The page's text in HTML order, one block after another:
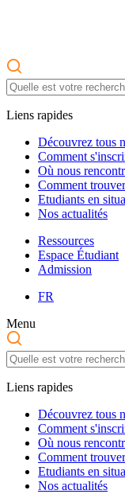
Liens rapides
Découvrez tous
Comment
Où nous
Comment
Etudiants en
Nos actualités
Ressources
Espace Étudiant
Admission
FR
Menu
Liens rapides
Découvrez tous
Comment
Où nous
Comment
Etudiants en
Nos actualités